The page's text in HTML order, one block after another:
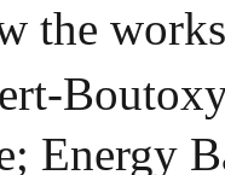
the
Energy